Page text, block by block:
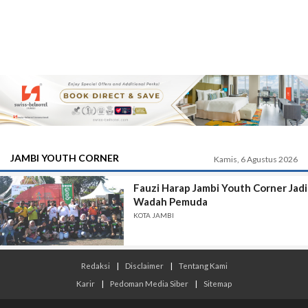
JAMBI YOUTH CORNER Kamis, 6 Agustus 2026
Fauzi Harap Jambi Youth Corner Jadi
Wadah Pemuda
KOTA JAMBI
Redaksi | Disclaimer |
Tentang Kami
Karir
| Pedoman Media Siber | Sitemap